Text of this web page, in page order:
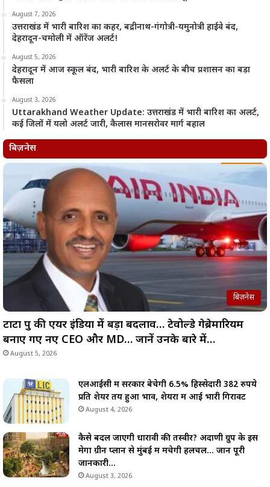
August 7, 2026
उत्तराखंड में भारी बारिश का कहर, बद्रीनाथ-गंगोत्री-यमुनोत्री हाईवे बंद,
देहरादून-चमोली में ऑरेंज अलर्ट!
August 5, 2026
देहरादून में आज स्कूल बंद, भारी बारिश के अलर्ट के बीच प्रशासन का बड़ा
फैसला
August 3, 2026
Uttarakhand Weather Update: उत्तराखंड में भारी बारिश का अलर्ट,
कई जिलों में यलो अलर्ट जारी, कैलास मानसरोवर मार्ग बहाल
बिज़नेस
बिज़नेस
टाटा ग्रुप की एयर इंडिया में बड़ा बदलाव… टेवोल्डे गेब्रेमारियम
बनाए गए नए CEO और MD… जानें उनके बारे में…
August 5, 2026
एलआईसी में सरकार बेचेगी 6.5% हिस्सेदारी 382 रुपये
प्रति शेयर तय हुआ भाव, शेयरों में आई भारी गिरावट
August 4, 2026
कैसे बदल जाएगी धारावी की तस्वीर? अदाणी ग्रुप के इस
मेगा ग्रीन प्लान से मुंबई में मचेगी हलचल… जानें पूरी
जानकारी…
August 3, 2026